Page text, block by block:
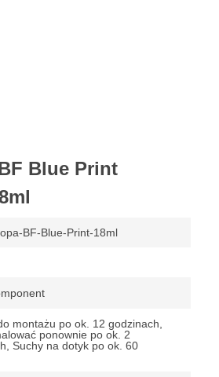
Blue Print
BF-Blue-Print-18ml
montażu po ok. 12 godzinach,
ponownie po ok. 2
Suchy na dotyk po ok. 60